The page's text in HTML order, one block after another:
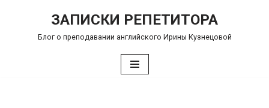
Перейти
ЗАПИСКИ РЕПЕТИТОРА
Блог о преподавании английского Ирины Кузнецовой